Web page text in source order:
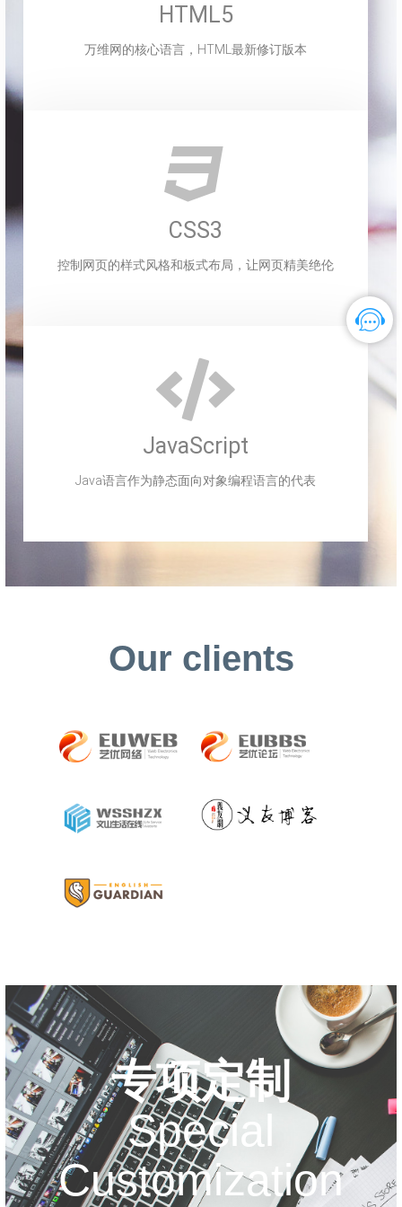
HTML5
万维网的核心语言，HTML最新修订版本
CSS3
控制网页的样式风格和板式布局，让网页精美绝伦
JavaScript
Java语言作为静态面向对象编程语言的代表
Our clients
专项定制
Special
Customization